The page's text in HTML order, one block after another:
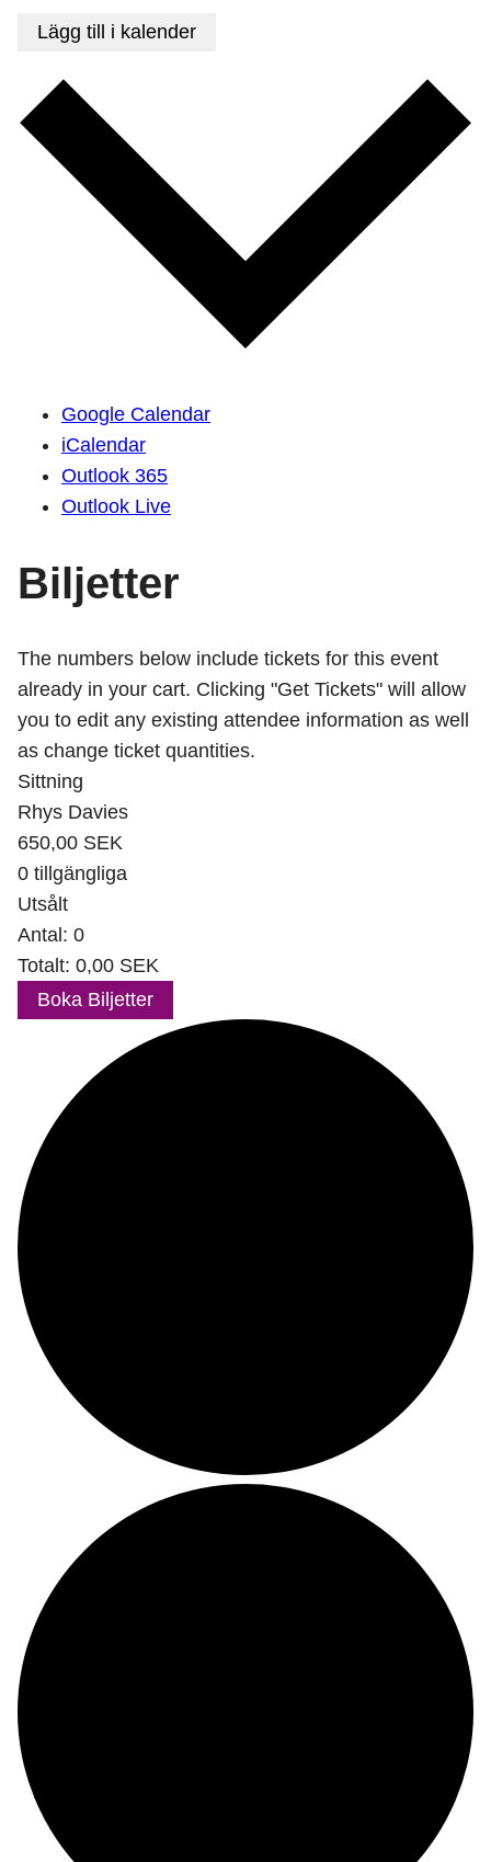
Lägg till i kalender
Google Calendar
iCalendar
Outlook 365
Outlook Live
Biljetter
The numbers below include tickets for this event
already in your cart. Clicking "Get Tickets" will allow
you to edit any existing attendee information as well
as change ticket quantities.
Sittning
Rhys Davies
650,00 SEK
0 tillgängliga
Utsålt
Antal: 0
Totalt: 0,00 SEK
Boka Biljetter